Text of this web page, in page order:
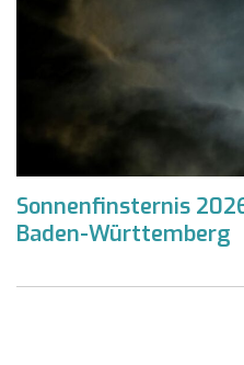
Sonnenfinsternis
Baden-Württemberg